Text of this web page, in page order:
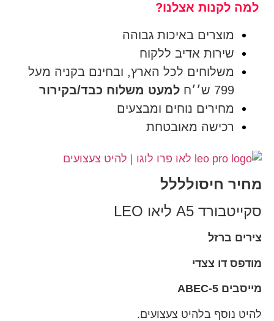
למה לקנות אצלנו?
מוצרים באיכות גבוהה
שירות אדיב ללקוח
משלוחים לכל הארץ, ובחינם בקניה מעל
799 ש׳׳ח
למעט משלוח כבד/בקירור
מחירים נוחים ומבצעים
רכישה מאובטחת
מחיר חיסולללל
סקייטבורד A5 ליאו LEO
צירים ברזל
מודפס דו צצדי
מייסבים
להיט נוסף בלהיט צעצועים.